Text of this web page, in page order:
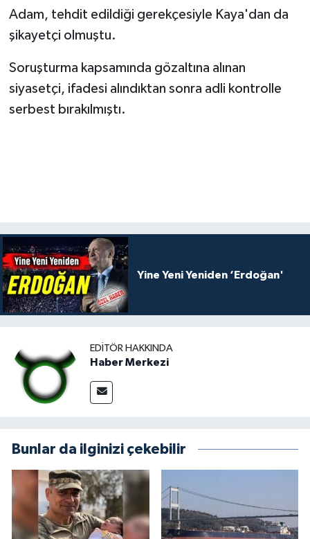
Adam, tehdit edildiği gerekçesiyle Kaya'dan da
şikayetçi olmuştu.
Soruşturma kapsamında gözaltına alınan
siyasetçi, ifadesi alındıktan sonra adli kontrolle
serbest bırakılmıştı.
Yine Yeni Yeniden ‘Erdoğan'
EDITÖR HAKKINDA
Haber Merkezi
Bunlar da ilginizi çekebilir